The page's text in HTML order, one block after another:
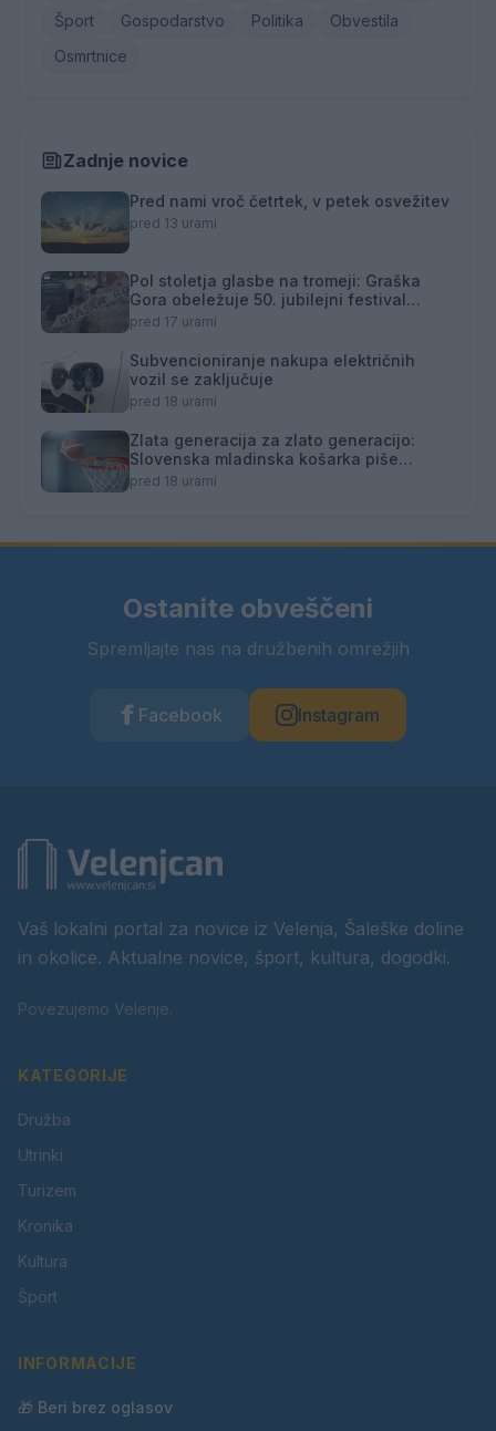
Šport
Gospodarstvo Politika
Obvestila
Osmrtnice
Zadnje novice
Pred nami vroč četrtek, v petek osvežitev
pred 13 urami
Pol stoletja glasbe na tromeji: Graška
Gora obeležuje 50. jubilejni festival
narodno-zabavne glasbe
pred 17 urami
Subvencioniranje nakupa električnih
vozil se zaključuje
pred 18 urami
Zlata generacija za zlato generacijo:
Slovenska mladinska košarka piše
zgodovino
pred 18 urami
Ostanite obveščeni
Spremljajte nas na družbenih omrežjih
Facebook Instagram
Vaš lokalni portal za novice iz Velenja, Šaleške doline
in okolice. Aktualne novice, šport, kultura, dogodki.
Povezujemo Velenje.
KATEGORIJE
Družba
Utrinki
Turizem
Kronika
Kultura
Šport
INFORMACIJE
🎁 Beri brez oglasov